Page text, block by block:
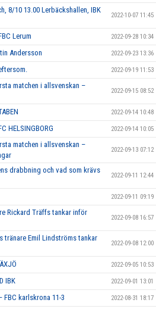
8/10 13.00 Lerbäckshallen, IBK
2022-10-07 11:45
Lerum 2022-09-28 10:34
Andersson 2022-09-23 13:36
2022-09-19 11:53
matchen i allsvenskan –
2022-09-15 08:52
2022-09-14 10:48
HELSINGBORG 2022-09-14 10:05
matchen i allsvenskan –
2022-09-13 07:12
drabbning och vad som krävs
2022-09-11 12:44
2022-09-11 09:19
Rickard Träffs tankar inför
2022-09-08 16:57
tränare Emil Lindströms tankar
2022-09-08 12:00
2022-09-05 10:53
IBK 2022-09-01 13:01
FBC karlskrona 11-3 2022-08-31 18:17